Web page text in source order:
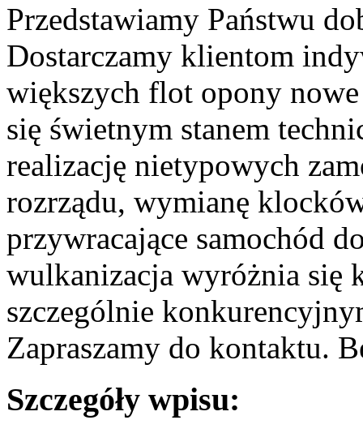
Przedstawiamy Państwu
Dostarczamy klientom
większych flot opony
się świetnym stanem
realizację nietypowych
rozrządu, wymianę
przywracające samochód
wulkanizacja wyróżnia
szczególnie
Zapraszamy do kontaktu.
Szczegóły wpisu: